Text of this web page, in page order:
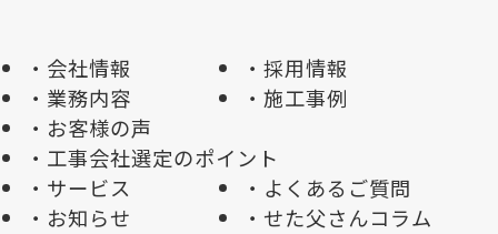
会社情報
採用情報
業務内容
施工事例
お客様の声
工事会社選定のポイント
サービス
よくあるご質問
お知らせ
せた父さんコラム